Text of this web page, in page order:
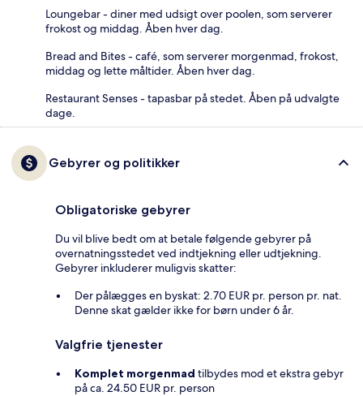
Loungebar - diner med udsigt over poolen, som serverer
frokost og middag. Åben hver dag.
Bread and Bites - café, som serverer morgenmad, frokost,
middag og lette måltider. Åben hver dag.
Restaurant Senses - tapasbar på stedet. Åben på udvalgte
dage.
Gebyrer og politikker
Obligatoriske gebyrer
Du vil blive bedt om at betale følgende gebyrer på
overnatningsstedet ved indtjekning eller udtjekning.
Gebyrer inkluderer muligvis skatter:
Der pålægges en byskat: 2.70 EUR pr. person pr. nat.
Denne skat gælder ikke for børn under 6 år.
Valgfrie tjenester
Komplet morgenmad tilbydes mod et ekstra gebyr
på ca. 24.50 EUR pr. person